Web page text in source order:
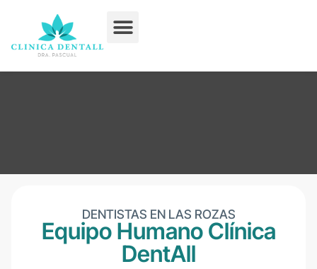
DENTISTAS EN LAS ROZAS
Equipo Humano Clínica
DentAll